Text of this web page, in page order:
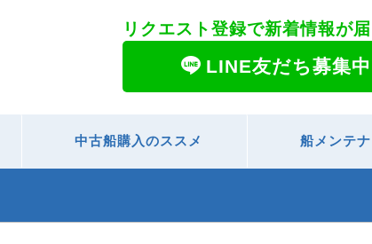
リクエスト登録で新着情報が
LINE友だち募集中
中古船購入のススメ 船メンテ